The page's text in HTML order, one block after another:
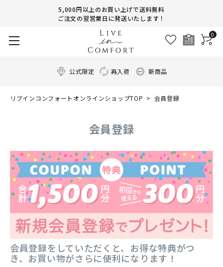
5,000円以上のお買い上げで送料無料
ご注文の翌営業日に発送いたします！
0
公式限定 再入荷 新商品
リブインコンフォートオンラインショップTOP 会員登録
会員登録
会員登録をしていただくと、お得な特典がつ
き、お買い物がさらに便利になります！